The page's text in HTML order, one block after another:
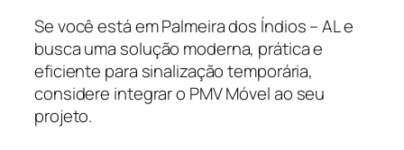
Se você está em Palmeira dos Índios – AL e
busca uma solução moderna, prática e
eficiente para sinalização temporária,
considere integrar o PMV Móvel ao seu
projeto.